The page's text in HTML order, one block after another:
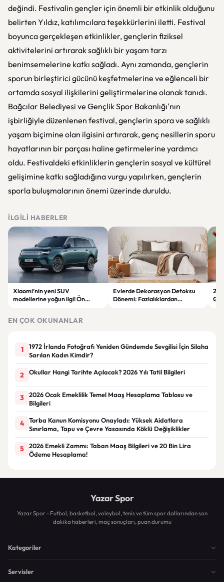
değindi. Festivalin gençler için önemli bir etkinlik olduğunu
belirten Yıldız, katılımcılara teşekkürlerini iletti. Festival
boyunca gerçekleşen etkinlikler, gençlerin fiziksel
aktivitelerini artırarak sağlıklı bir yaşam tarzı
benimsemelerine katkı sağladı. Aynı zamanda, gençlerin
sporun birleştirici gücünü keşfetmelerine ve eğlenceli bir
ortamda sosyal ilişkilerini geliştirmelerine olanak tanıdı.
Bağcılar Belediyesi ve Gençlik Spor Bakanlığı'nın
işbirliğiyle düzenlenen festival, gençlerin spora ve sağlıklı
yaşam biçimine olan ilgisini artırarak, genç nesillerin sporu
hayatlarının bir parçası haline getirmelerine yardımcı
oldu. Festivaldeki etkinliklerin gençlerin sosyal ve kültürel
gelişimine katkı sağladığına vurgu yapılırken, gençlerin
sporla buluşmalarının önemi üzerinde duruldu.
İLGILI HABERLER
Xiaomi’nin yeni SUV
modellerine yoğun ilgi! Ön
Evlerde Dekorasyon Detoksu
Dönemi: Fazlalıklardan
EN ÇOK OKUNANLAR
1
1972 İrlanda Fotoğrafı Yeniden Gündemde Sevgilisi İçin Silaha
Sarılan Kadın Kimdir?
2 Okullar Hangi Tarihte Açılacak? 2026 Yılı Tatil Bilgileri
3
2026 Ocak Emeklilik Temel Maaş Hesaplama Tablosu ve
Bilgileri
4
Torba Kanun Komisyonu Onayladı: Yüksek Aidatlara
Sınırlama, Tapu ve Çevre Yasasında Köklü Değişiklikler
5
2026 Emekli Zammı: Taban Maaş Bilgileri ve 20 Bin Lira
Ödeme Hesaplama!
Yazar Spor
Yazar Spor - Futbol, basketbol, voleybol, tenis ve tüm spor dallarından son
dakika haberleri, maç sonuçları, puan durumu
Kategoriler
Servisler